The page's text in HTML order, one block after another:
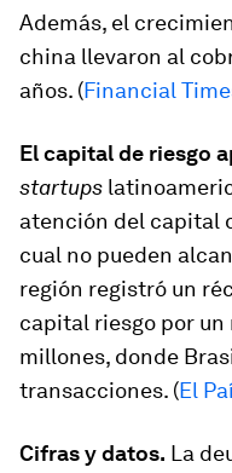
Además, el
china llevaron al
años. (Financial
El capital de riesgo
startups
atención del capital
cual no pueden
región registró un
capital riesgo por
millones, donde
transacciones. (El
Cifras y datos. La